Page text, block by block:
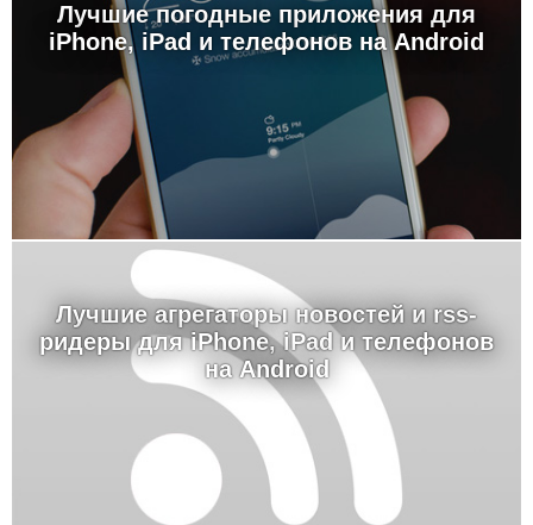
Лучшие погодные приложения для
iPhone, iPad и телефонов на Android
Лучшие агрегаторы новостей и rss-
ридеры для iPhone, iPad и телефонов
на Android